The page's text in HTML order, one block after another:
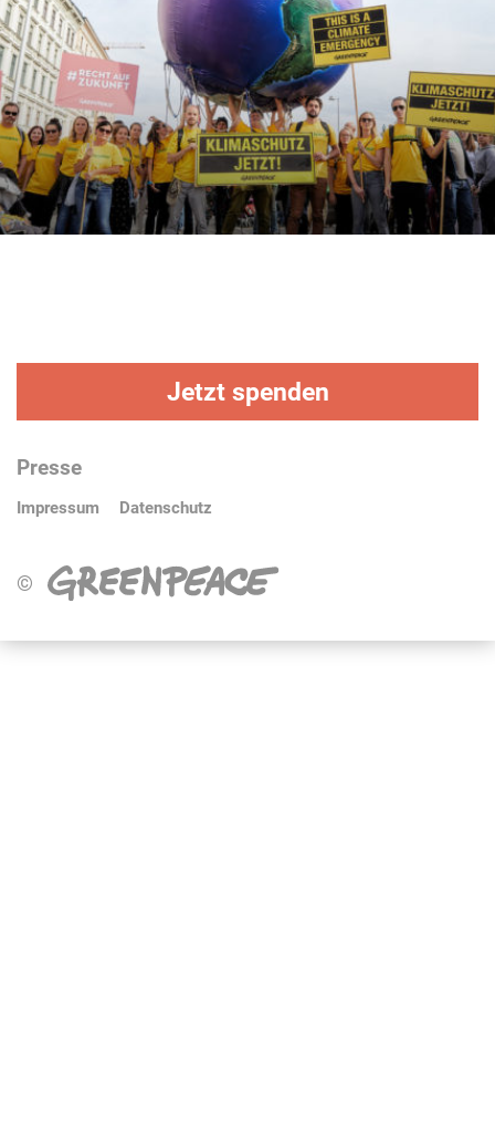
Presse
Impressum Datenschutz
Jetzt spenden
©